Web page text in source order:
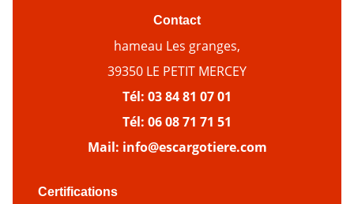
Contact
hameau Les granges,
39350 LE PETIT MERCEY
Tél: 03 84 81 07 01
Tél: 06 08 71 71 51
Mail: info@escargotiere.com
Certifications